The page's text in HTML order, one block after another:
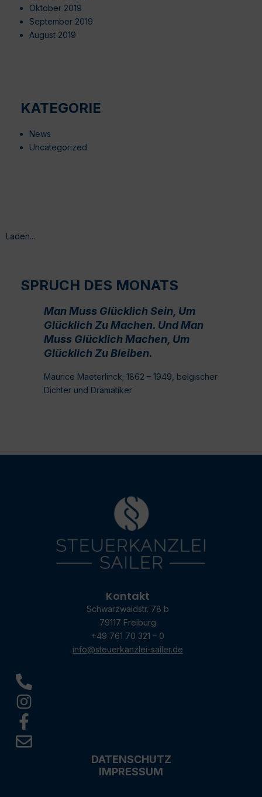
Oktober 2019
September 2019
August 2019
KATEGORIE
News
Uncategorized
Laden...
SPRUCH DES MONATS
Man Muss Glücklich Sein, Um
Glücklich Zu Machen. Und Man
Muss Glücklich Machen, Um
Glücklich Zu Bleiben.
Maurice Maeterlinck; 1862 – 1949, belgischer
Dichter und Dramatiker
Kontakt
Schwarzwaldstr. 78 b
79117 Freiburg
+49 761 70 321 – 0
info@steuerkanzlei-sailer.de
DATENSCHUTZ
IMPRESSUM